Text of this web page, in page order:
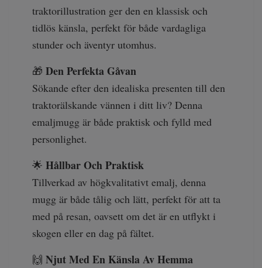
traktorillustration ger den en klassisk och
tidlös känsla, perfekt för både vardagliga
stunder och äventyr utomhus.
🎁 Den Perfekta Gåvan
Sökande efter den idealiska presenten till den
traktorälskande vännen i ditt liv? Denna
emaljmugg är både praktisk och fylld med
personlighet.
🌟 Hållbar Och Praktisk
Tillverkad av högkvalitativt emalj, denna
mugg är både tålig och lätt, perfekt för att ta
med på resan, oavsett om det är en utflykt i
skogen eller en dag på fältet.
🙌 Njut Med En Känsla Av Hemma